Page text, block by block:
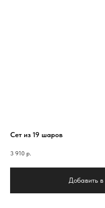
Сет из 19 шаров
3 910 р.
Добавить в